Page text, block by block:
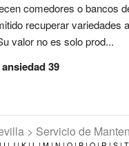
comedores o bancos
recuperar variedades
valor no es solo prod...
39
> Servicio de